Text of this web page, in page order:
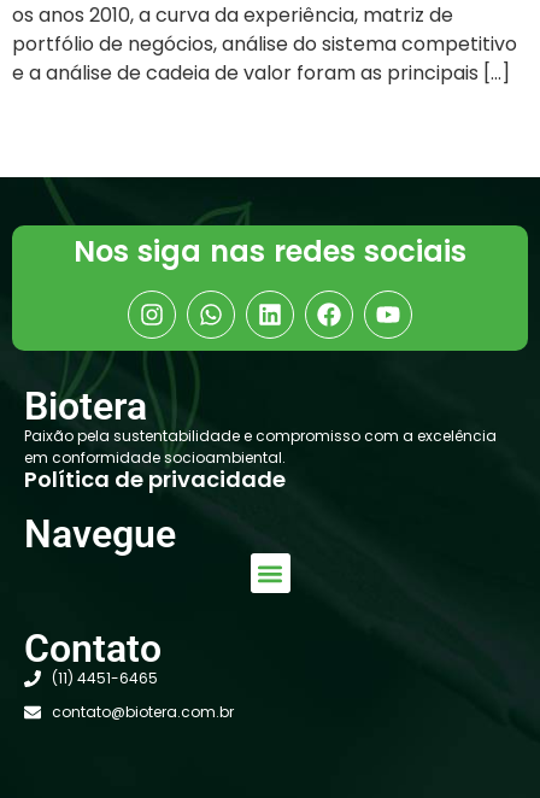
os anos 2010, a curva da experiência, matriz de
portfólio de negócios, análise do sistema competitivo
e a análise de cadeia de valor foram as principais […]
Nos siga nas redes sociais
Biotera
Paixão pela sustentabilidade e compromisso com a excelência
em conformidade socioambiental.
Política de privacidade
Navegue
Contato
(11) 4451-6465
contato@biotera.com.br